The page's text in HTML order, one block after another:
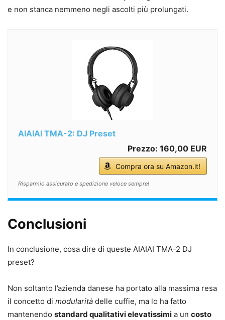
e non stanca nemmeno negli ascolti più prolungati.
AIAIAI TMA-2: DJ Preset
Prezzo: 160,00 EUR
Compra ora su Amazon.it!
Risparmio assicurato e spedizione veloce sempre!
Conclusioni
In conclusione, cosa dire di queste AIAIAI TMA-2 DJ
preset?
Non soltanto l’azienda danese ha portato alla massima resa
il concetto di modularità delle cuffie, ma lo ha fatto
mantenendo standard qualitativi elevatissimi a un costo